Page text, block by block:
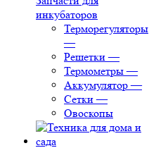
инкубаторов
Терморегуляторы
—
Решетки —
Термометры —
Аккумулятор —
Сетки —
Овоскопы